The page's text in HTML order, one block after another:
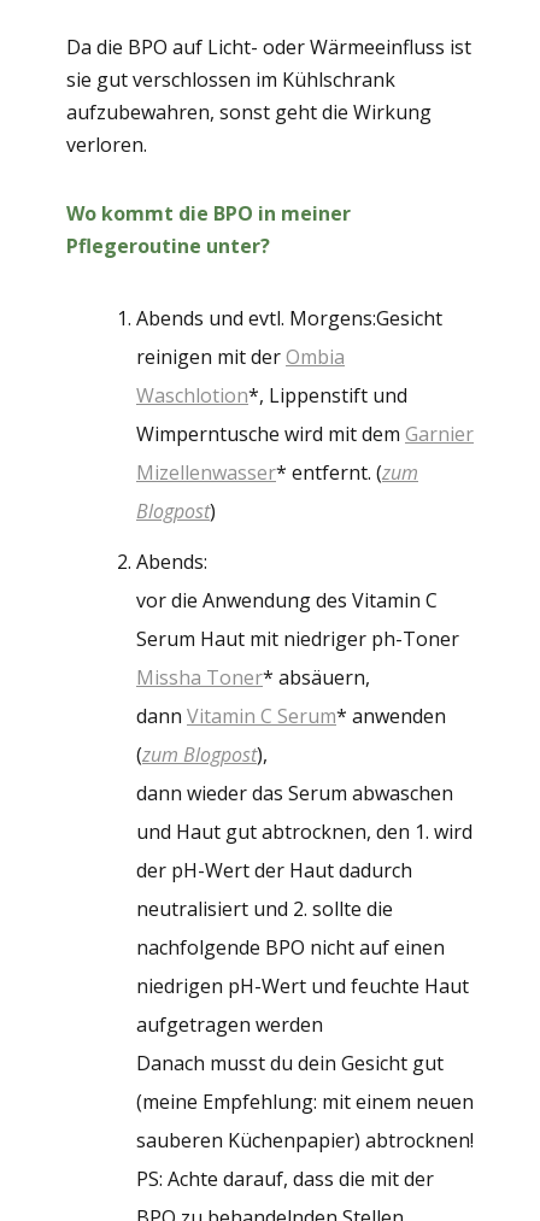
Da die BPO auf Licht- oder Wärmeeinfluss ist
sie gut verschlossen im Kühlschrank
aufzubewahren, sonst geht die Wirkung
verloren.
Wo kommt die BPO in meiner
Pflegeroutine unter?
Abends und evtl. Morgens:Gesicht
reinigen mit derOmbia
Waschlotion*, Lippenstift und
Wimperntusche wird mit dem Garnier
Mizellenwasser* entfernt. (zum
Blogpost)
Abends:
vor die Anwendung des Vitamin C
Serum Haut mit niedriger ph-Toner
Missha Toner* absäuern,
dann Vitamin C Serum* anwenden
(zum Blogpost),
dann wieder das Serum abwaschen
und Haut gut abtrocknen, den 1. wird
der pH-Wert der Haut dadurch
neutralisiert und 2. sollte die
nachfolgende BPO nicht auf einen
niedrigen pH-Wert und feuchte Haut
aufgetragen werden
Danach musst du dein Gesicht gut
(meine Empfehlung: mit einem neuen
sauberen Küchenpapier) abtrocknen!
PS: Achte darauf, dass die mit der